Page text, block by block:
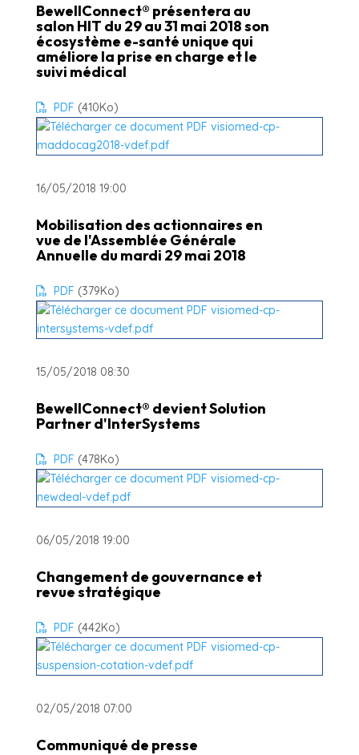
BewellConnect® présentera au
salon HIT du 29 au 31 mai 2018 son
écosystème e-santé unique qui
améliore la prise en charge et le
suivi médical
PDF (410Ko)
16/05/2018 19:00
Mobilisation des actionnaires en
vue de l'Assemblée Générale
Annuelle du mardi 29 mai 2018
PDF (379Ko)
15/05/2018 08:30
BewellConnect® devient Solution
Partner d'InterSystems
PDF (478Ko)
06/05/2018 19:00
Changement de gouvernance et
revue stratégique
PDF (442Ko)
02/05/2018 07:00
Communiqué de presse